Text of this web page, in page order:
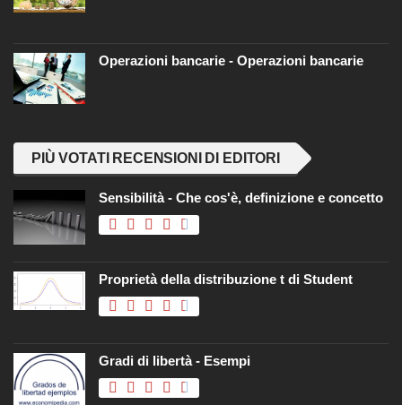
Operazioni bancarie - Operazioni bancarie
PIÙ VOTATI RECENSIONI DI EDITORI
Sensibilità - Che cos'è, definizione e concetto
Proprietà della distribuzione t di Student
Gradi di libertà - Esempi